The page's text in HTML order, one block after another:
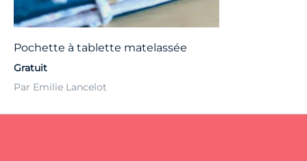
Pochette à tablette matelassée
Gratuit
Par Emilie Lancelot